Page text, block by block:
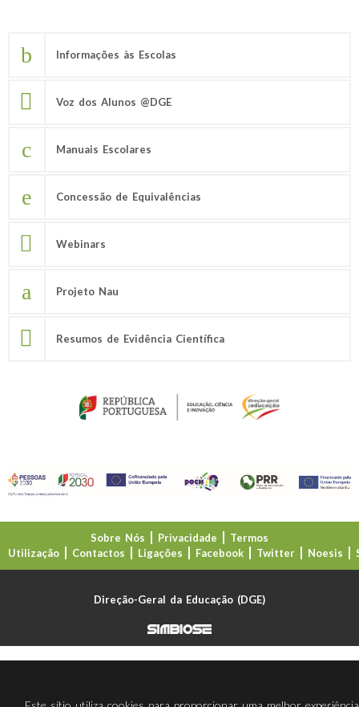
Informações às Escolas
Voz dos Alunos @DGE
Manuais Escolares
Concessão de Equivalências
Webinars
Projeto Nau
Resumos de Evidência Científica
Sobre Nós Privacidade
Termos
Utilização
Contactos Ligações Facebook Twitter Noesis
Direção-Geral da Educação (DGE)